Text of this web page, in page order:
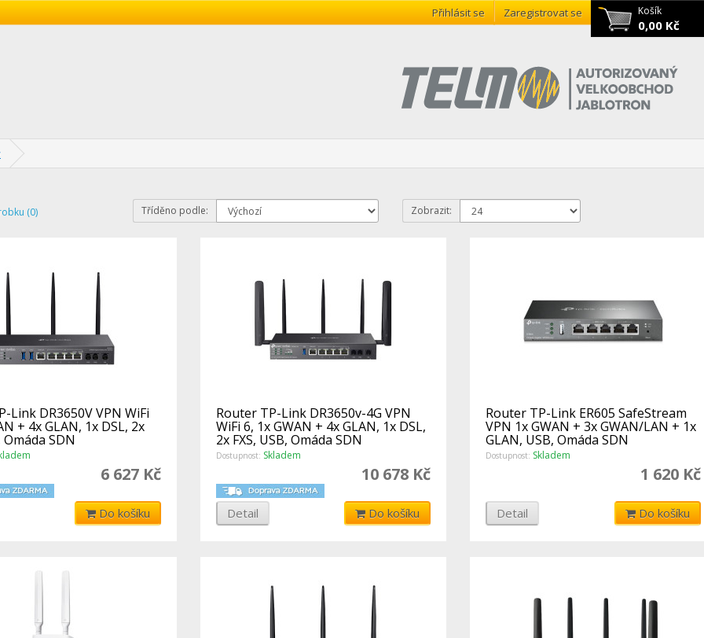
Košík
0,00 Kč
Přihlásit se Zaregistrovat se
(0) Tříděno podle: Zobrazit:
Link DR3650V VPN WiFi
+ 4x GLAN, 1x DSL, 2x
Omáda SDN
6 627 Kč
Do košíku
Router TP-Link DR3650v-4G VPN
WiFi 6, 1x GWAN + 4x GLAN, 1x DSL,
2x FXS, USB, Omáda SDN
Dostupnost: Skladem
10 678 Kč
Detail Do košíku
Router TP-Link ER605 SafeStream
VPN 1x GWAN + 3x GWAN/LAN + 1x
GLAN, USB, Omáda SDN
Dostupnost: Skladem
1 620 Kč
Detail Do košíku